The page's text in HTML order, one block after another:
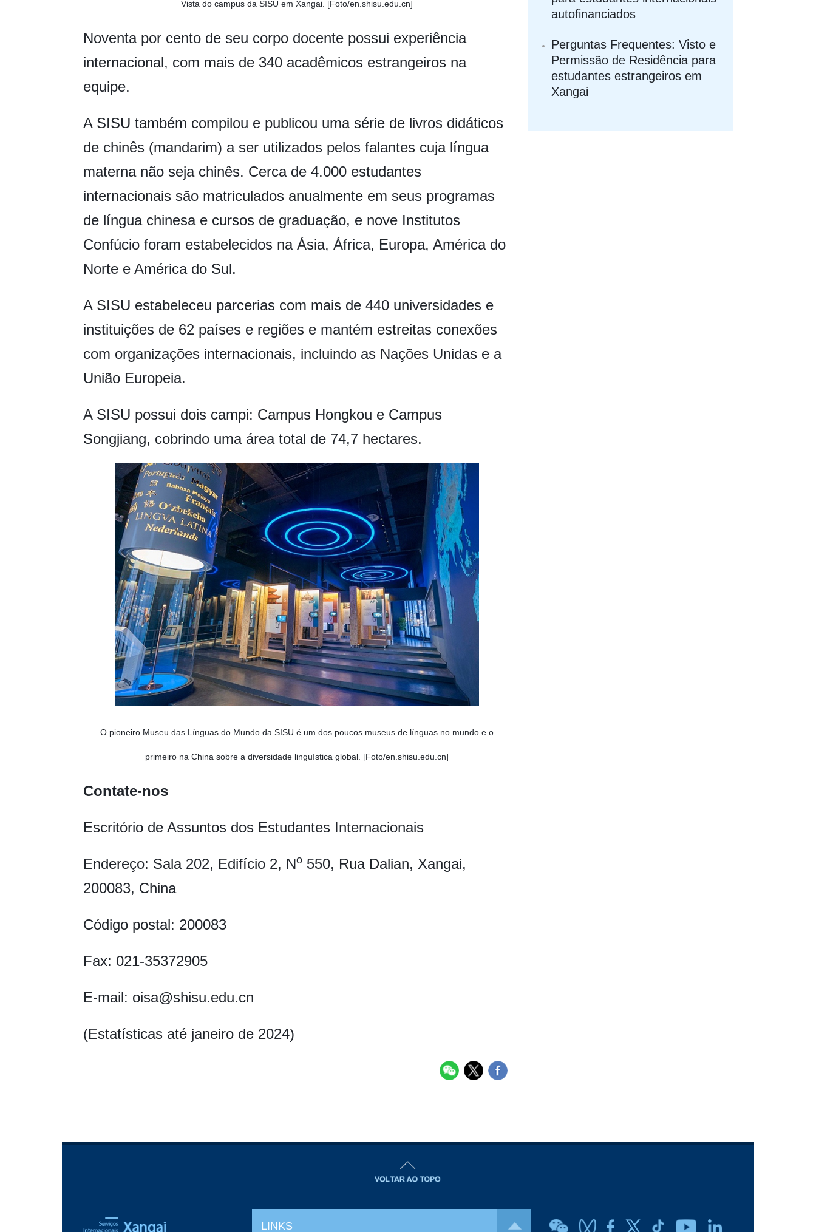
Vista do campus da SISU em Xangai. [Foto/en.shisu.edu.cn]
Noventa por cento de seu corpo docente possui experiência
internacional, com mais de 340 acadêmicos estrangeiros na
equipe.
A SISU também compilou e publicou uma série de livros didáticos
de chinês (mandarim) a ser utilizados pelos falantes cuja língua
materna não seja chinês. Cerca de 4.000 estudantes
internacionais são matriculados anualmente em seus programas
de língua chinesa e cursos de graduação, e nove Institutos
Confúcio foram estabelecidos na Ásia, África, Europa, América do
Norte e América do Sul.
A SISU estabeleceu parcerias com mais de 440 universidades e
instituições de 62 países e regiões e mantém estreitas conexões
com organizações internacionais, incluindo as Nações Unidas e a
União Europeia.
A SISU possui dois campi: Campus Hongkou e Campus
Songjiang, cobrindo uma área total de 74,7 hectares.
O pioneiro Museu das Línguas do Mundo da SISU é um dos poucos museus de línguas no mundo e o
primeiro na China sobre a diversidade linguística global. [Foto/en.shisu.edu.cn]
Contate-nos
Escritório de Assuntos dos Estudantes Internacionais
Endereço: Sala 202, Edifício 2, No 550, Rua Dalian, Xangai,
200083, China
Código postal: 200083
Fax: 021-35372905
E-mail: oisa@shisu.edu.cn
(Estatísticas até janeiro de 2024)
autofinanciados
Perguntas Frequentes: Visto e
Permissão de Residência para
estudantes estrangeiros em
Xangai
LINKS